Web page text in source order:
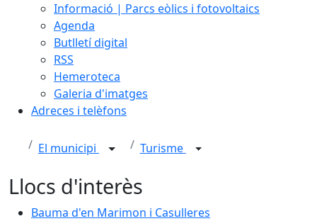
Informació | Parcs eòlics i fotovoltaics
Agenda
Butlletí digital
RSS
Hemeroteca
Galeria d'imatges
Adreces i telèfons
El municipi Turisme
Llocs d'interès
Bauma d'en Marimon i Casulleres
Bauma d'en Marimon i Casulleres